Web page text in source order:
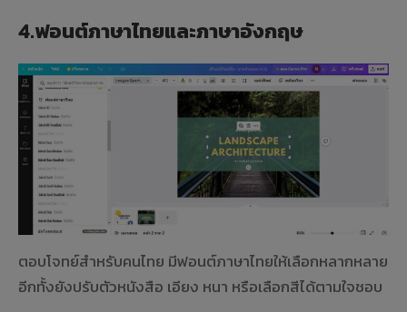
4.ฟอนต์ภาษาไทยและภาษาอังกฤษ
ตอบโจทย์สำหรับคนไทย มีฟอนต์ภาษาไทยให้เลือกหลากหลาย
อีกทั้งยังปรับตัวหนังสือ เอียง หนา หรือเลือกสีได้ตามใจชอบ